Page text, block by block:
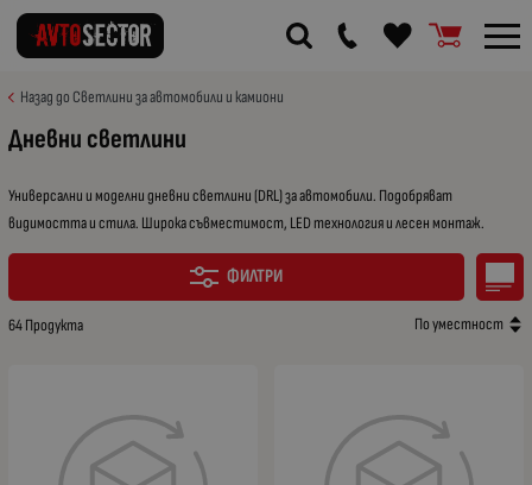
Назад до Светлини за автомобили и камиони
Дневни светлини
Универсални и моделни дневни светлини (DRL) за автомобили. Подобряват
видимостта и стила. Широка съвместимост, LED технология и лесен монтаж.
ФИЛТРИ
64 Продукта По уместност